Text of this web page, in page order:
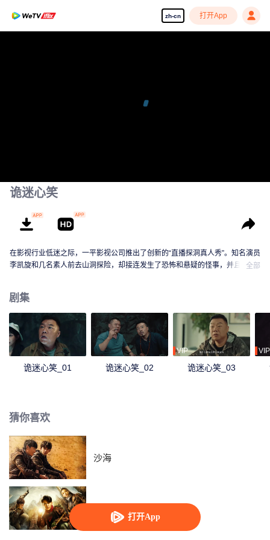
zh-cn 打开App
打开App
诡迷心笑
在影视行业低迷之际，一平影视公司推出了创新的“直播探洞真人秀”。知名演员
李凯旋和几名素人前去山洞探险，却接连发生了恐怖和悬疑的怪事，并且被神
全部
剧集
诡迷心笑_01 诡迷心笑_02
VIP
诡迷心笑_03
VIP
猜你喜欢
沙海